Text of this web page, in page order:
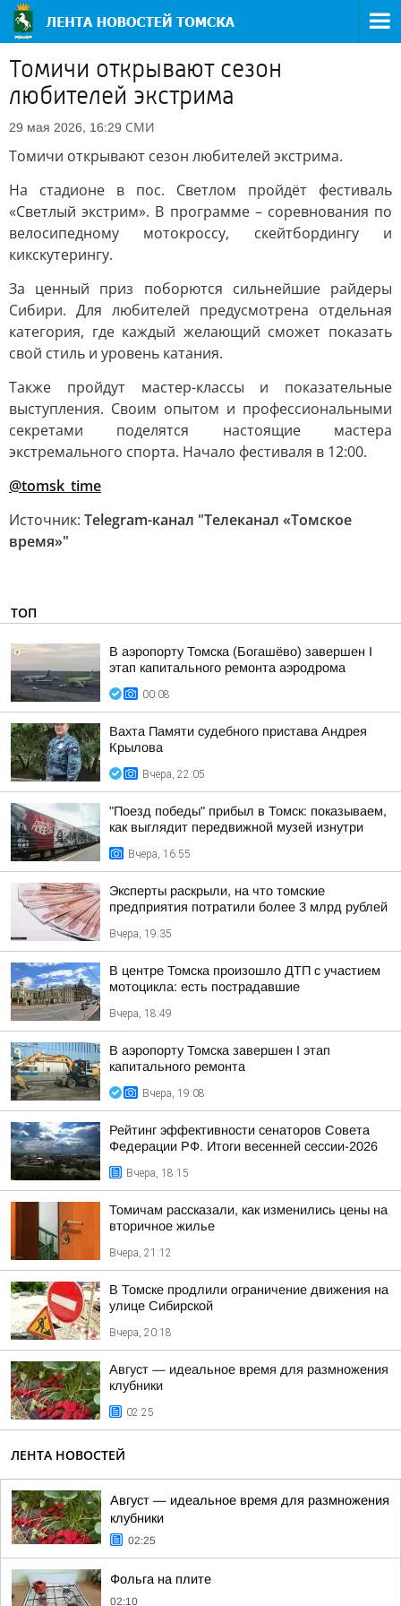
Томичи открывают сезон
любителей экстрима
29 мая 2026, 16:29 СМИ
Томичи открывают сезон любителей экстрима.
На стадионе в пос. Светлом пройдёт фестиваль
«Светлый экстрим». В программе – соревнования по
велосипедному мотокроссу, скейтбордингу и
кикскутерингу.
За ценный приз поборются сильнейшие райдеры
Сибири. Для любителей предусмотрена отдельная
категория, где каждый желающий сможет показать
свой стиль и уровень катания.
Также пройдут мастер-классы и показательные
выступления. Своим опытом и профессиональными
секретами поделятся настоящие мастера
экстремального спорта. Начало фестиваля в 12:00.
@tomsk_time
Источник: Telegram-канал "Телеканал «Томское
время»"
ТОП
В аэропорту Томска (Богашёво) завершен I
этап капитального ремонта аэродрома
00:08
Вахта Памяти судебного пристава Андрея
Крылова
Вчера, 22:05
"Поезд победы" прибыл в Томск: показываем,
как выглядит передвижной музей изнутри
Вчера, 16:55
Эксперты раскрыли, на что томские
предприятия потратили более 3 млрд рублей
Вчера, 19:35
В центре Томска произошло ДТП с участием
мотоцикла: есть пострадавшие
Вчера, 18:49
В аэропорту Томска завершен I этап
капитального ремонта
Вчера, 19:08
Рейтинг эффективности сенаторов Совета
Федерации РФ. Итоги весенней сессии-2026
Вчера, 18:15
Томичам рассказали, как изменились цены на
вторичное жилье
Вчера, 21:12
В Томске продлили ограничение движения на
улице Сибирской
Вчера, 20:18
Август — идеальное время для размножения
клубники
02:25
ЛЕНТА НОВОСТЕЙ
Август — идеальное время для размножения
клубники
02:25
Фольга на плите
02:10